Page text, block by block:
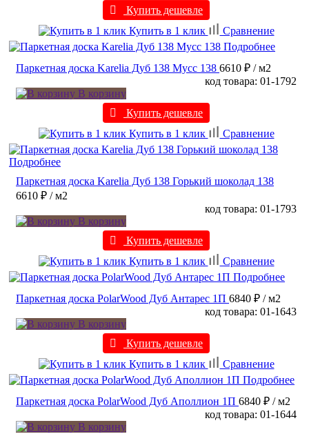
Купить дешевле
Купить в 1 клик
Сравнение
Подробнее
Паркетная доска Karelia Дуб 138 Мусс 138 6610 ₽ / м2
код товара: 01-1792
В корзину
Купить дешевле
Купить в 1 клик
Сравнение
Подробнее
Паркетная доска Karelia Дуб 138 Горький шоколад 138
6610 ₽ / м2
код товара: 01-1793
В корзину
Купить дешевле
Купить в 1 клик
Сравнение
Подробнее
Паркетная доска PolarWood Дуб Антарес 1П 6840 ₽ / м2
код товара: 01-1643
В корзину
Купить дешевле
Купить в 1 клик
Сравнение
Подробнее
Паркетная доска PolarWood Дуб Аполлион 1П 6840 ₽ / м2
код товара: 01-1644
В корзину